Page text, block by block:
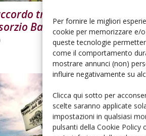
Per fornire le migliori
cookie per memorizzare e/
queste tecnologie
come il comportamento
mostrare annunci (non)
influire negativamente su
Clicca qui sotto per
scelte saranno applicate
impostazioni in qualsiasi
pulsanti della Cookie Policy
tra Intesa
Barolo
Di